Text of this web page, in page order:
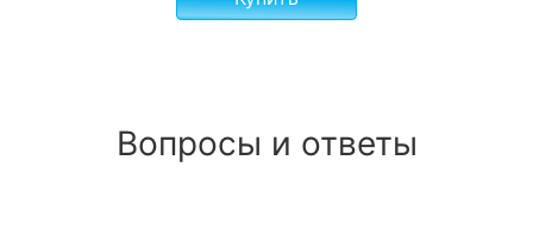
Вопросы и ответы